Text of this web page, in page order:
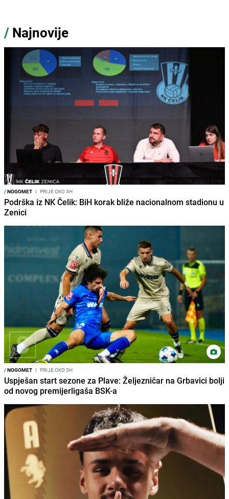
/ Najnovije
/NOGOMET I PRIJE OKO 3H
Podrška iz NK Čelik: BiH korak bliže nacionalnom stadionu u
Zenici
/NOGOMET I PRIJE OKO 3H
Uspješan start sezone za Plave: Željezničar na Grbavici bolji
od novog premijerligaša BSK-a